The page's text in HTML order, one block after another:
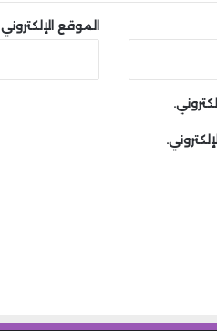
الموقع الإلكتروني